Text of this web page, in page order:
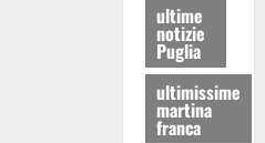
ultime
notizie
Puglia
ultimissime
martina
franca